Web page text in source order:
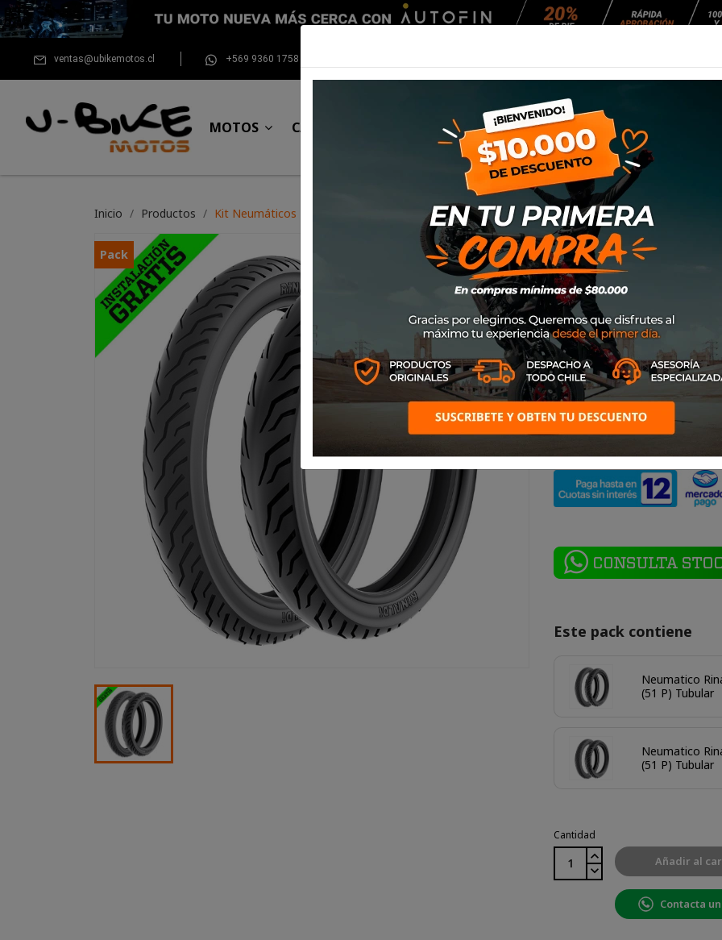
ventas@ubikemotos.cl +569 9360 1758
MOTOS CASCOS EQUIPAMIENTO NEUMÁTICOS
Inicio Productos Kit Neumáticos Rinaldi SS48 2.75-18 + 90/90-18
Pack Kit Neumáticos
18
SKU800150003
$85.000
En lugar de $101.800
LaRinaldi SS48 es una
confiables, resistentes y
orientado a entregar buen
desgaste parejo, ideal para
Este pack contiene
Neumatico
(51 P) Tubular
Neumatico
(51 P) Tubular
Cantidad
Añadir al
Contacta